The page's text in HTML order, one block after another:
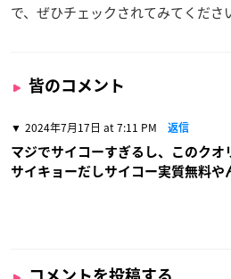
で、ぜひチェックされてみてくださ
皆のコメント
2024年7月17日 at 7:11 PM 返信
マジでサイコーすぎるし、このクオ
サイキョーだしサイコー実質無料や
コメントを投稿する